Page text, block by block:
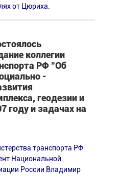
от Цюриха.
коллегии
РФ "Об
-
геодезии и
году и задачах на
транспорта РФ
Национальной
России Владимир